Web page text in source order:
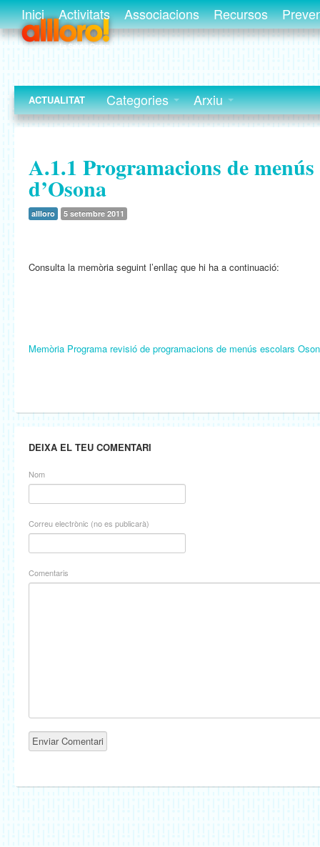
Inici Activitats Associacions Recursos
ACTUALITAT Categories Arxiu
A.1.1 Programacions de menús
d’Osona
allloro 5 setembre 2011
Consulta la memòria seguint l’enllaç que hi ha a continuació:
Memòria Programa revisió de programacions de menús escolars
DEIXA EL TEU COMENTARI
Nom
Correu electrònic (no es publicarà)
Comentaris